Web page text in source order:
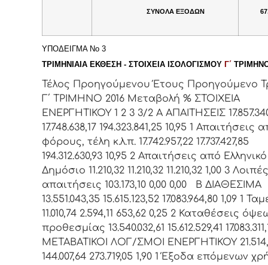
ΣΥΝΟΛΑ ΕΞΟΔΩΝ
ΥΠΟΔΕΙΓΜΑ Νο 3
ΤΡΙΜΗΝΙΑΙΑ ΕΚΘΕΣΗ - ΣΤΟΙΧΕΙΑ ΙΣΟΛΟΓΙΣΜΟΥ Γ΄
Τέλος Προηγούμενου Έτους Προηγούμενο
Γ΄ ΤΡΙΜΗΝΟ 2016 Μεταβολή % ΣΤΟΙΧΕΙΑ
ΕΝΕΡΓΗΤΙΚΟΥ 1 2 3 3/2 Α ΑΠΑΙΤΗΣΕΙΣ
17.748.638,17 194.323.841,25 10,95 1 Απαιτήσεις
φόρους, τέλη κ.λ.π. 17.742.957,22 17.737.427,85
194.312.630,93 10,95 2 Απαιτήσεις από Ελληνικό
Δημόσιο 11.210,32 11.210,32 11.210,32 1,00 3 Λοιπές
απαιτήσεις 103.173,10 0,00 0,00 Β ΔΙΑΘΕΣΙΜΑ
13.551.043,35 15.615.123,52 17.083.964,80 1,09 1
11.010,74 2.594,11 653,62 0,25 2 Καταθέσεις
προθεσμίας 13.540.032,61 15.612.529,41
ΜΕΤΑΒΑΤΙΚΟΙ ΛΟΓ/ΣΜΟΙ ΕΝΕΡΓΗΤΙΚΟΥ
144.007,64 273.719,05 1,90 1 Έξοδα επόμενων